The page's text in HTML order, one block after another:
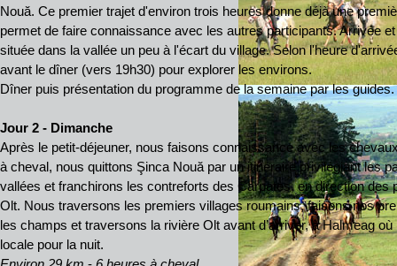
Nouă. Ce premier trajet d'environ trois heures donne déjà une
permet de faire connaissance avec les autres participants. Arrivée
située dans la vallée un peu à l'écart du village. Selon l'heure
avant le dîner (vers 19h30) pour explorer les environs.
Dîner puis présentation du programme de la semaine par les guides.
Jour 2 - Dimanche
Après le petit-déjeuner, nous faisons connaissance avec les
à cheval, nous quittons Şinca Nouă par un itinéraire privilégiant les
vallées et franchirons les contreforts des Carpates, en direction des
Olt. Nous traversons les premiers villages roumains, faisons nos
les champs et traversons la rivière Olt avant d’arriver, à Halmeag
locale pour la nuit.